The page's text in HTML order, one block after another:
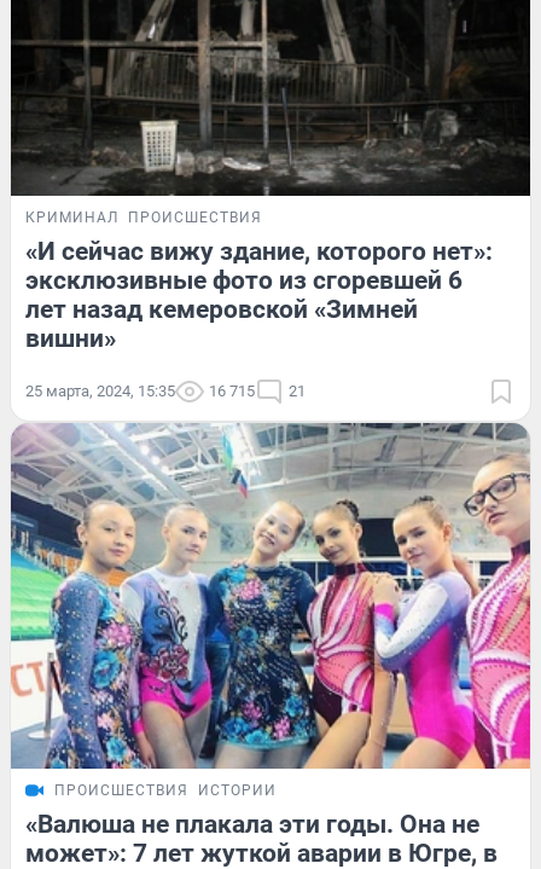
КРИМИНАЛ ПРОИСШЕСТВИЯ
«И сейчас вижу здание, которого нет»:
эксклюзивные фото из сгоревшей 6
лет назад кемеровской «Зимней
вишни»
25 марта, 2024, 15:35 16 715 21
ПРОИСШЕСТВИЯ ИСТОРИИ
«Валюша не плакала эти годы. Она не
может»: 7 лет жуткой аварии в Югре, в